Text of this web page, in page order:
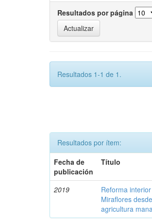
Resultados por página
Resultados 1-1 de 1.
Resultados por ítem:
Fecha de
publicación
Título
2019
Reforma
Miraflores
agricultura